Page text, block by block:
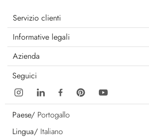
Servizio clienti
Informative legali
Azienda
Seguici
Paese/ Portogallo
Lingua/ Italiano